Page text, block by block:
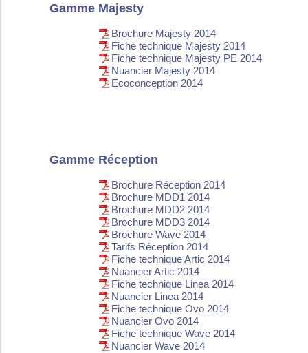
Gamme Majesty
Brochure Majesty 2014
Fiche technique Majesty 2014
Fiche technique Majesty PE 2014
Nuancier Majesty 2014
Ecoconception 2014
Gamme Réception
Brochure Réception 2014
Brochure MDD1 2014
Brochure MDD2 2014
Brochure MDD3 2014
Brochure Wave 2014
Tarifs Réception 2014
Fiche technique Artic 2014
Nuancier Artic 2014
Fiche technique Linea 2014
Nuancier Linea 2014
Fiche technique Ovo 2014
Nuancier Ovo 2014
Fiche technique Wave 2014
Nuancier Wave 2014